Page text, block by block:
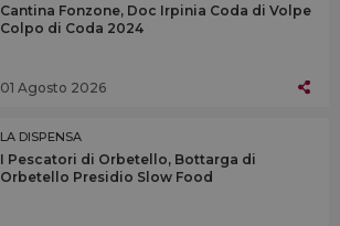
Cantina Fonzone, Doc Irpinia Coda di Volpe
Colpo di Coda 2024
01 Agosto 2026
LA DISPENSA
I Pescatori di Orbetello, Bottarga di
Orbetello Presidio Slow Food